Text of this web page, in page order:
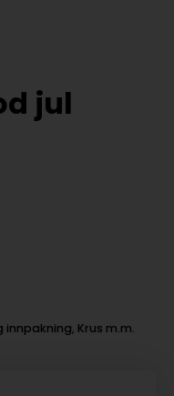
jul
innpakning, Krus m.m.